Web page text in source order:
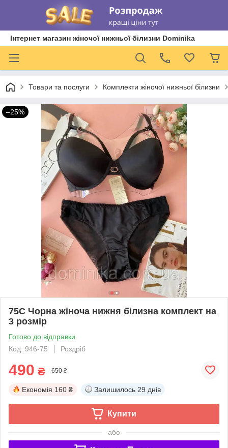
Інтернет магазин жіночої нижньої білизни Dominika
Товари та послуги Комплекти жіночої нижньої білизни
–25%
75C Чорна жіноча нижня білизна комплект на
3 розмір
Готово до відправки
Код: 946-75
Роздріб
490 ₴ 650 ₴
Економія 160 ₴ Залишилось 29 днів
Купити
або